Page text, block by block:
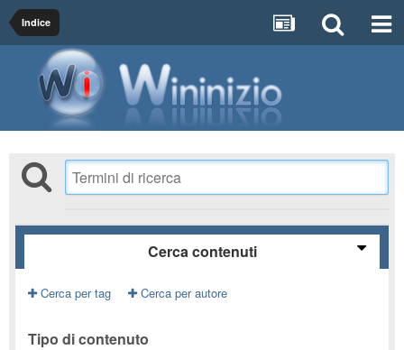
Indice
Cerca contenuti
Cerca per tag Cerca per autore
Tipo di contenuto